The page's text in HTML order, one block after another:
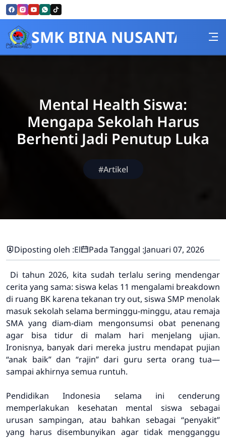
Skip to Content
SMK BINA NUSANTARA
Mental Health Siswa:
Mengapa Sekolah Harus
Berhenti Jadi Penutup Luka
#Artikel
Diposting oleh :El Pada Tanggal :Januari 07, 2026
Di tahun 2026, kita sudah terlalu sering mendengar
cerita yang sama: siswa kelas 11 mengalami breakdown
di ruang BK karena tekanan try out, siswa SMP menolak
masuk sekolah selama berminggu-minggu, atau remaja
SMA yang diam-diam mengonsumsi obat penenang
agar bisa tidur di malam hari menjelang ujian.
Ironisnya, banyak dari mereka justru mendapat pujian
“anak baik” dan “rajin” dari guru serta orang tua—
sampai akhirnya semua runtuh.
Pendidikan Indonesia selama ini cenderung
memperlakukan kesehatan mental siswa sebagai
urusan sampingan, atau bahkan sebagai “penyakit”
yang harus disembunyikan agar tidak mengganggu